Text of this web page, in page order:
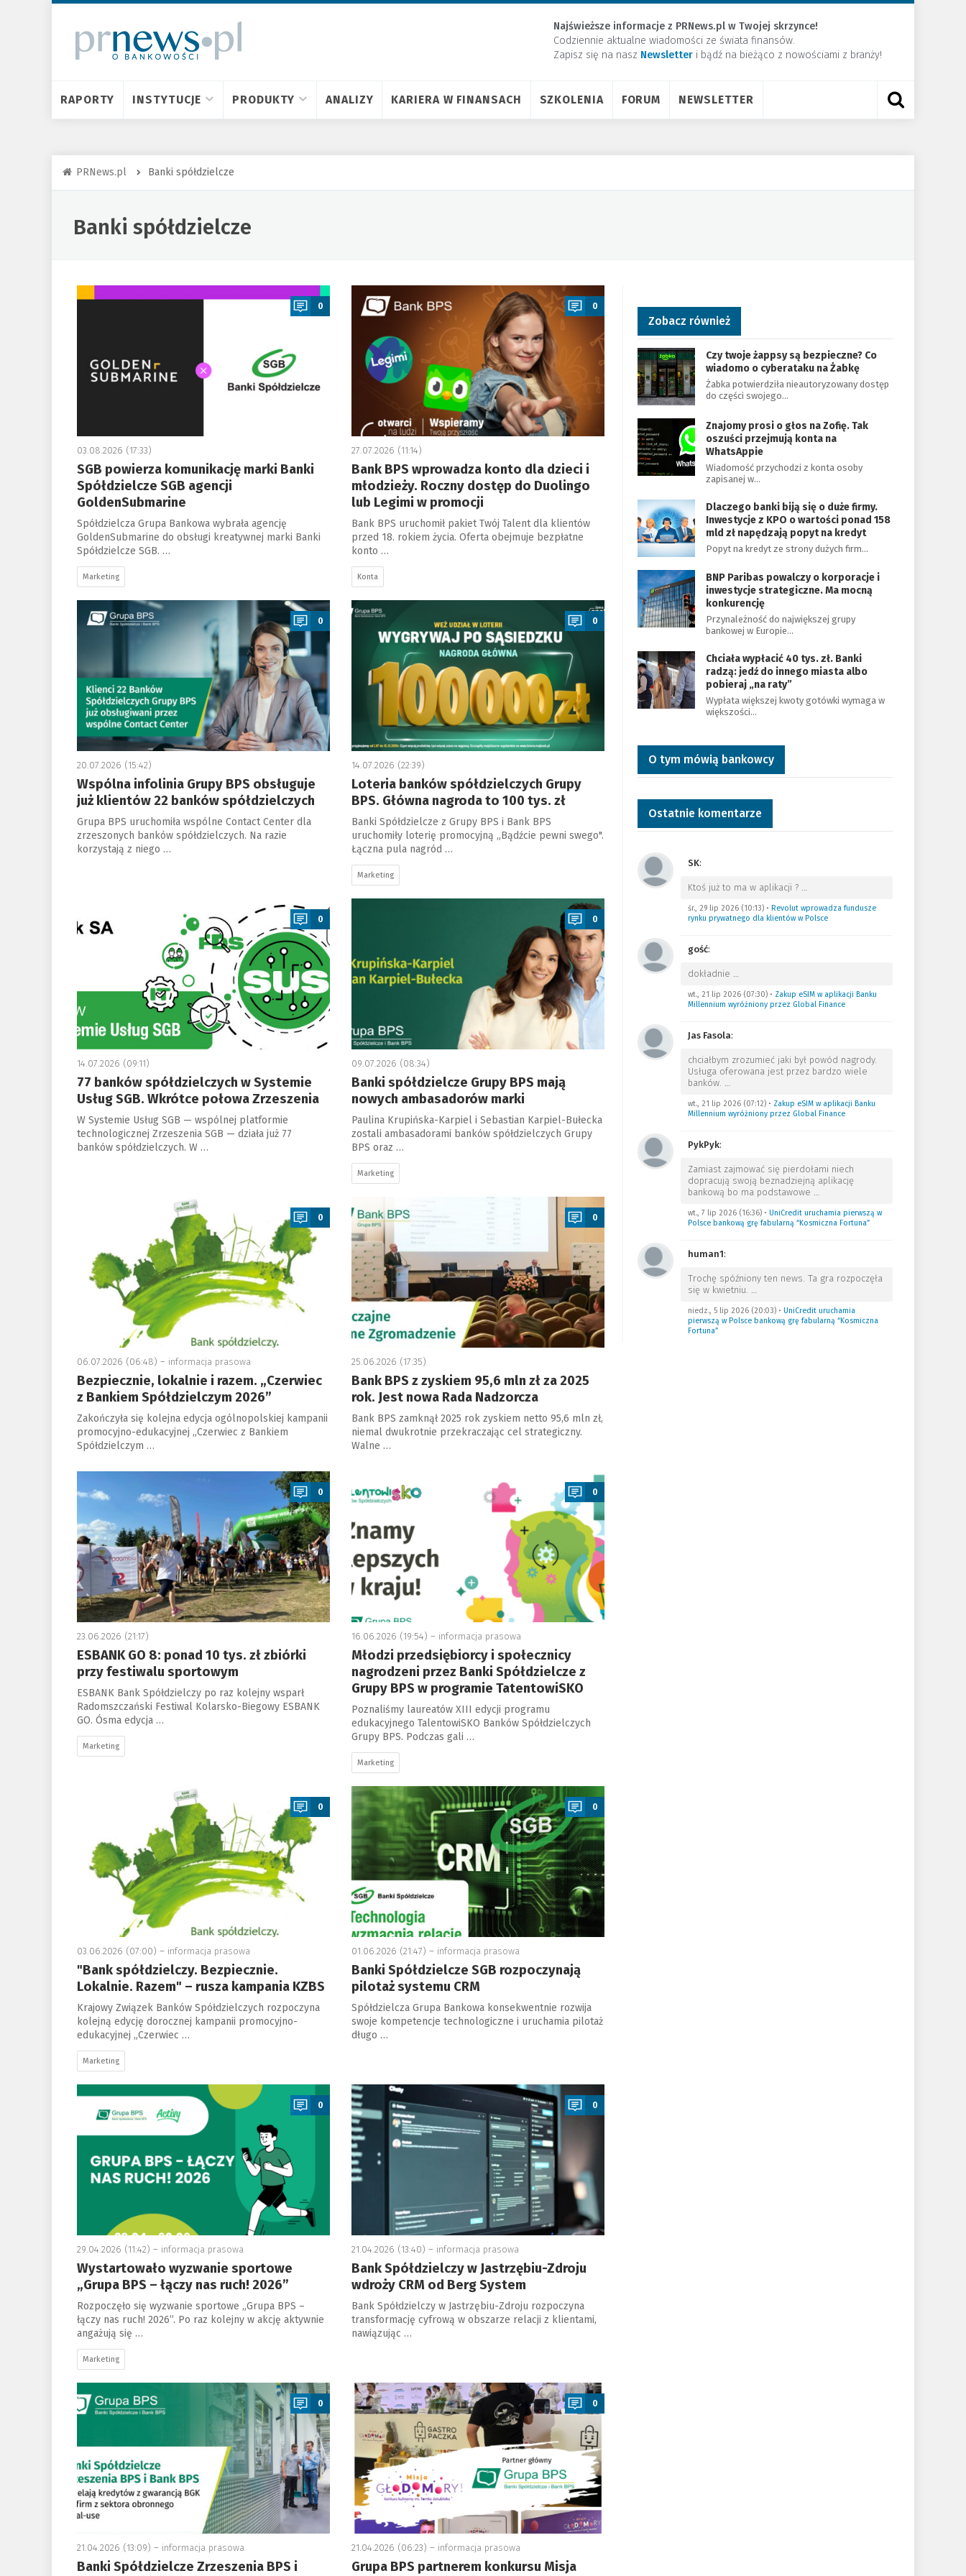
Najświeższe informacje z PRNews.pl w Twojej skrzynce!
Codziennie aktualne wiadomości ze świata finansów.
Zapisz się na nasz Newsletter ​i bądź na bieżąco z nowościami z branży!
RAPORTY INSTYTUCJE PRODUKTY ANALIZY KARIERA W FINANSACH SZKOLENIA FORUM NEWSLETTER
PRNews.pl Banki spółdzielcze
Banki spółdzielcze
a
0
03.08.2026 (17:33)
SGB powierza komunikację marki Banki
Spółdzielcze SGB agencji
GoldenSubmarine
Spółdzielcza Grupa Bankowa wybrała agencję
GoldenSubmarine do obsługi kreatywnej marki Banki
Spółdzielcze SGB. …
Marketing
a
0
27.07.2026 (11:14)
Bank BPS wprowadza konto dla dzieci i
młodzieży. Roczny dostęp do Duolingo
lub Legimi w promocji
Bank BPS uruchomił pakiet Twój Talent dla klientów
przed 18. rokiem życia. Oferta obejmuje bezpłatne
konto …
Konta
a
0
20.07.2026 (15:42)
Wspólna infolinia Grupy BPS obsługuje
już klientów 22 banków spółdzielczych
Grupa BPS uruchomiła wspólne Contact Center dla
zrzeszonych banków spółdzielczych. Na razie
korzystają z niego …
a
0
14.07.2026 (22:39)
Loteria banków spółdzielczych Grupy
BPS. Główna nagroda to 100 tys. zł
Banki Spółdzielcze z Grupy BPS i Bank BPS
uruchomiły loterię promocyjną „Bądźcie pewni swego".
Łączna pula nagród …
Marketing
0
14.07.2026 (09:11)
77 banków spółdzielczych w Systemie
Usług SGB. Wkrótce połowa Zrzeszenia
W Systemie Usług SGB — wspólnej platformie
technologicznej Zrzeszenia SGB — działa już 77
banków spółdzielczych. W …
a
0
09.07.2026 (08:34)
Banki spółdzielcze Grupy BPS mają
nowych ambasadorów marki
Paulina Krupińska-Karpiel i Sebastian Karpiel-Bułecka
zostali ambasadorami banków spółdzielczych Grupy
BPS oraz …
Marketing
0
06.07.2026 (06:48) – informacja prasowa
Bezpiecznie, lokalnie i razem. „Czerwiec
z Bankiem Spółdzielczym 2026”
Zakończyła się kolejna edycja ogólnopolskiej kampanii
promocyjno-edukacyjnej „Czerwiec z Bankiem
Spółdzielczym …
0
25.06.2026 (17:35)
Bank BPS z zyskiem 95,6 mln zł za 2025
rok. Jest nowa Rada Nadzorcza
Bank BPS zamknął 2025 rok zyskiem netto 95,6 mln zł,
niemal dwukrotnie przekraczając cel strategiczny.
Walne …
a
0
23.06.2026 (21:17)
ESBANK GO 8: ponad 10 tys. zł zbiórki
przy festiwalu sportowym
ESBANK Bank Spółdzielczy po raz kolejny wsparł
Radomszczański Festiwal Kolarsko-Biegowy ESBANK
GO. Ósma edycja …
Marketing
0
16.06.2026 (19:54) – informacja prasowa
Młodzi przedsiębiorcy i społecznicy
nagrodzeni przez Banki Spółdzielcze z
Grupy BPS w programie TatentowiSKO
Poznaliśmy laureatów XIII edycji programu
edukacyjnego TalentowiSKO Banków Spółdzielczych
Grupy BPS. Podczas gali …
Marketing
0
03.06.2026 (07:00) – informacja prasowa
"Bank spółdzielczy. Bezpiecznie.
Lokalnie. Razem" – rusza kampania KZBS
Krajowy Związek Banków Spółdzielczych rozpoczyna
kolejną edycję dorocznej kampanii promocyjno-
edukacyjnej „Czerwiec …
Marketing
a
0
01.06.2026 (21:47) – informacja prasowa
Banki Spółdzielcze SGB rozpoczynają
pilotaż systemu CRM
Spółdzielcza Grupa Bankowa konsekwentnie rozwija
swoje kompetencje technologiczne i uruchamia pilotaż
długo …
a
0
29.04.2026 (11:42) – informacja prasowa
Wystartowało wyzwanie sportowe
„Grupa BPS – łączy nas ruch! 2026”
Rozpoczęło się wyzwanie sportowe „Grupa BPS –
łączy nas ruch! 2026”. Po raz kolejny w akcję aktywnie
angażują się …
Marketing
a
0
21.04.2026 (13:40) – informacja prasowa
Bank Spółdzielczy w Jastrzębiu-Zdroju
wdroży CRM od Berg System
Bank Spółdzielczy w Jastrzębiu-Zdroju rozpoczyna
transformację cyfrową w obszarze relacji z klientami,
nawiązując …
a
0
21.04.2026 (13:09) – informacja prasowa
Banki Spółdzielcze Zrzeszenia BPS i
a
0
21.04.2026 (06:23) – informacja prasowa
Grupa BPS partnerem konkursu Misja
Zobacz również
Czy twoje żappsy są bezpieczne? Co
wiadomo o cyberataku na Żabkę
Żabka potwierdziła nieautoryzowany dostęp
do części swojego…
Znajomy prosi o głos na Zofię. Tak
oszuści przejmują konta na
WhatsAppie
Wiadomość przychodzi z konta osoby
zapisanej w…
Dlaczego banki biją się o duże firmy.
Inwestycje z KPO o wartości ponad 158
mld zł napędzają popyt na kredyt
Popyt na kredyt ze strony dużych firm…
BNP Paribas powalczy o korporacje i
inwestycje strategiczne. Ma mocną
konkurencję
Przynależność do największej grupy
bankowej w Europie…
Chciała wypłacić 40 tys. zł. Banki
radzą: jedź do innego miasta albo
pobieraj „na raty”
Wypłata większej kwoty gotówki wymaga w
większości…
O tym mówią bankowcy
Ostatnie komentarze
SK:
Ktoś już to ma w aplikacji ? …
śr., 29 lip 2026 (10:13)• Revolut wprowadza fundusze
rynku prywatnego dla klientów w Polsce
gość:
dokładnie …
wt., 21 lip 2026 (07:30)• Zakup eSIM w aplikacji Banku
Millennium wyróżniony przez Global Finance
Jas Fasola:
chciałbym zrozumieć jaki był powód nagrody.
Usługa oferowana jest przez bardzo wiele
banków. …
wt., 21 lip 2026 (07:12)• Zakup eSIM w aplikacji Banku
Millennium wyróżniony przez Global Finance
PykPyk:
Zamiast zajmować się pierdołami niech
dopracują swoją beznadziejną aplikację
bankową bo ma podstawowe …
wt., 7 lip 2026 (16:36)• UniCredit uruchamia pierwszą w
Polsce bankową grę fabularną “Kosmiczna Fortuna”
human1:
Trochę spóźniony ten news. Ta gra rozpoczęła
się w kwietniu. …
niedz., 5 lip 2026 (20:03)• UniCredit uruchamia
pierwszą w Polsce bankową grę fabularną “Kosmiczna
Fortuna”